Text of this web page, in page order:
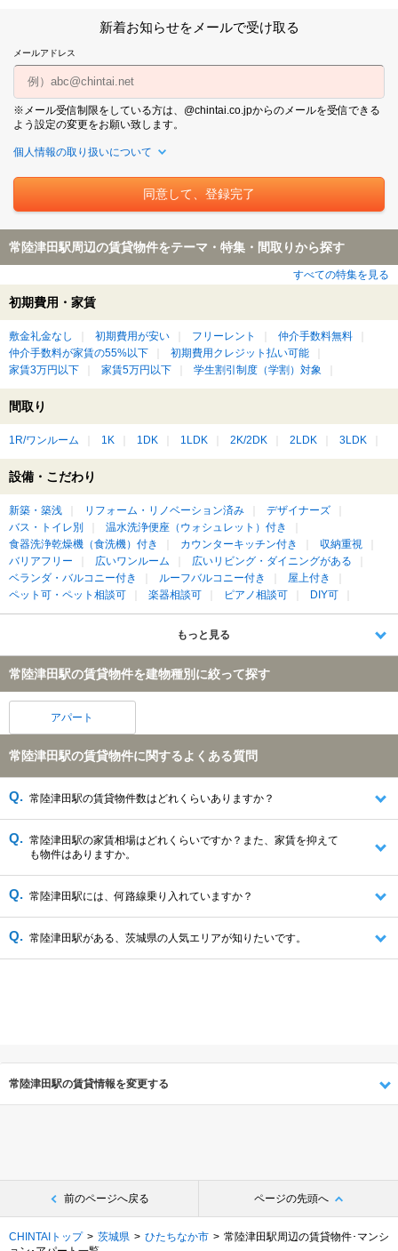
新着お知らせをメールで受け取る
メールアドレス
※メール受信制限をしている方は、@chintai.co.jpからのメールを受信できる
よう設定の変更をお願い致します。
個人情報の取り扱いについて
常陸津田駅周辺の賃貸物件をテーマ・特集・間取りから探す
すべての特集を見る
初期費用・家賃
敷金礼金なし 初期費用が安い フリーレント
仲介手数料無料
仲介手数料が家賃の55%以下
初期費用クレジット払い可能
家賃3万円以下
家賃5万円以下 学生割引制度（学割）対象
間取り
1R/ワンルーム 1K 1DK 1LDK 2K/2DK 2LDK 3LDK
設備・こだわり
新築・築浅 リフォーム・リノベーション済み
デザイナーズ
バス・トイレ別
温水洗浄便座（ウォシュレット）付き
食器洗浄乾燥機（食洗機）付き
カウンターキッチン付き
収納重視
バリアフリー
広いワンルーム
広いリビング・ダイニングがある
ベランダ・バルコニー付き
ルーフバルコニー付き
屋上付き
ペット可・ペット相談可
楽器相談可 ピアノ相談可 DIY可
もっと見る
常陸津田駅の賃貸物件を建物種別に絞って探す
アパート
常陸津田駅の賃貸物件に関するよくある質問
常陸津田駅の賃貸物件数はどれくらいありますか？
常陸津田駅の家賃相場はどれくらいですか？また、家賃を抑えて
も物件はありますか。
常陸津田駅には、何路線乗り入れていますか？
常陸津田駅がある、茨城県の人気エリアが知りたいです。
常陸津田駅の賃貸情報を変更する
前のページへ戻る ページの先頭へ
CHINTAIトップ 茨城県 ひたちなか市
常陸津田駅周辺の賃貸物件･マンシ